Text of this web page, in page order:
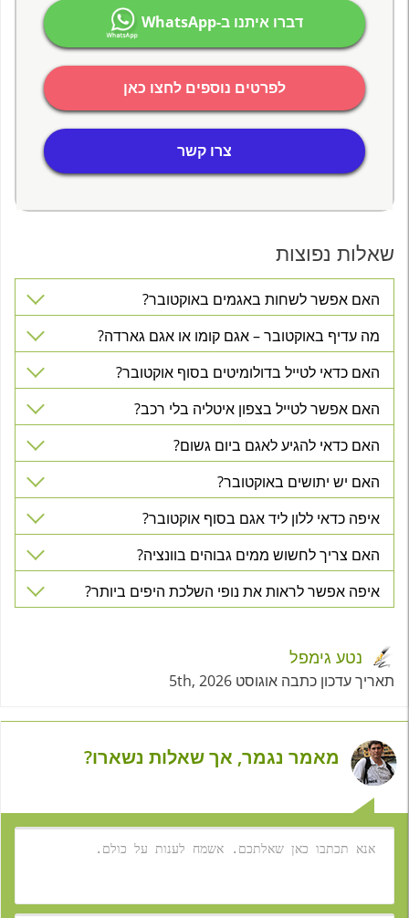
דברו איתנו ב-WhatsApp
לפרטים נוספים לחצו כאן
צרו קשר
שאלות נפוצות
האם אפשר לשחות באגמים באוקטובר?
מה עדיף באוקטובר – אגם קומו או אגם גארדה?
האם כדאי לטייל בדולומיטים בסוף אוקטובר?
האם אפשר לטייל בצפון איטליה בלי רכב?
האם כדאי להגיע לאגם ביום גשום?
האם יש יתושים באוקטובר?
איפה כדאי ללון ליד אגם בסוף אוקטובר?
האם צריך לחשוש ממים גבוהים בוונציה?
איפה אפשר לראות את נופי השלכת היפים ביותר?
נטע גימפל
תאריך עדכון כתבה אוגוסט 5th, 2026
מאמר נגמר, אך שאלות נשארו?